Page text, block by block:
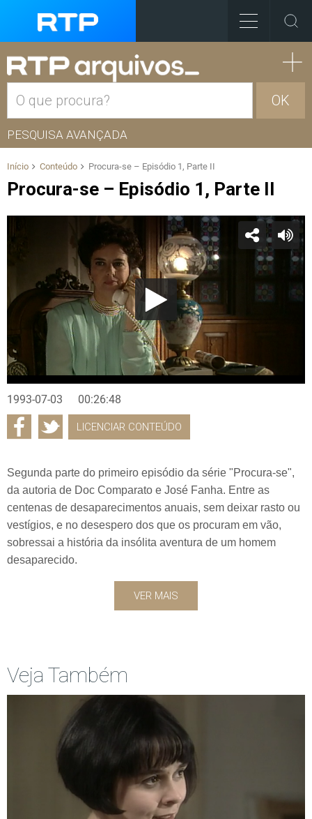
OK
PESQUISA AVANÇADA
Início Conteúdo Procura-se – Episódio 1, Parte II
Procura-se – Episódio 1, Parte II
1993-07-03 00:26:48
LICENCIAR CONTEÚDO
Segunda parte do primeiro episódio da série "Procura-se",
da autoria de Doc Comparato e José Fanha. Entre as
centenas de desaparecimentos anuais, sem deixar rasto ou
vestígios, e no desespero dos que os procuram em vão,
sobressai a história da insólita aventura de um homem
desaparecido.
VER MAIS
Veja Também